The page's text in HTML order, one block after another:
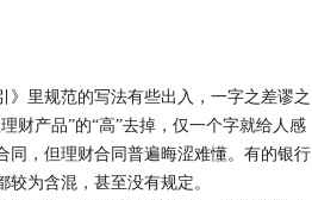
里规范的写法有些出入，一字之差谬之
财产品”的“高”去掉，仅一个字就给人感
同，但理财合同普遍晦涩难懂。有的银行
为含混，甚至没有规定。